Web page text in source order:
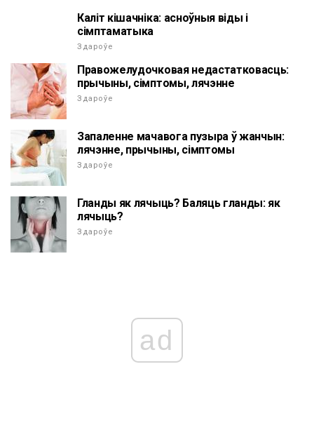
Каліт кішачніка: асноўныя віды і
сімптаматыка
Здароўе
Правожелудочковая недастатковасць:
прычыны, сімптомы, лячэнне
Здароўе
Запаленне мачавога пузыра ў жанчын:
лячэнне, прычыны, сімптомы
Здароўе
Гланды як лячыць? Баляць гланды: як
лячыць?
Здароўе
ad